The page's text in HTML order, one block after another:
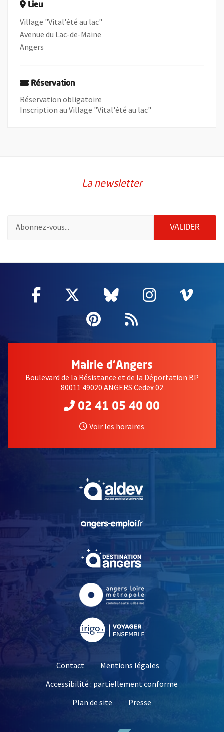
Lieu
Village "Vital'été au lac"
Avenue du Lac-de-Maine
Angers
Réservation
Réservation obligatoire
Inscription au Village "Vital'été au lac"
La newsletter
VALIDER
Facebook
, Ouvre une nouvelle fenêtre
Twitter
, Ouvre une nouvelle
Bluesky
, Ouvre une
Instagram
, Ouvre
,
Pinterest
, Ouvre une
Flux RSS
Mairie d'Angers
Boulevard de la Résistance et de la Déportation BP
80011 49020 ANGERS Cedex 02
02 41 05 40 00
Voir les horaires
, Ouvre une nouvelle
, Ouvre une nouvelle
Contact
Mentions légales
Accessibilité : partiellement conforme
Plan de site
Presse